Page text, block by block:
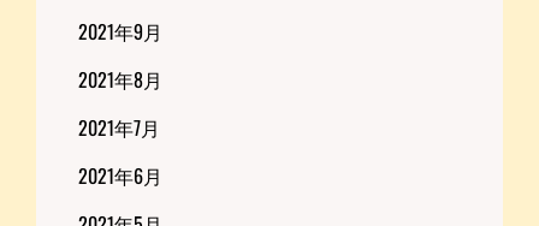
2021年9月
2021年8月
2021年7月
2021年6月